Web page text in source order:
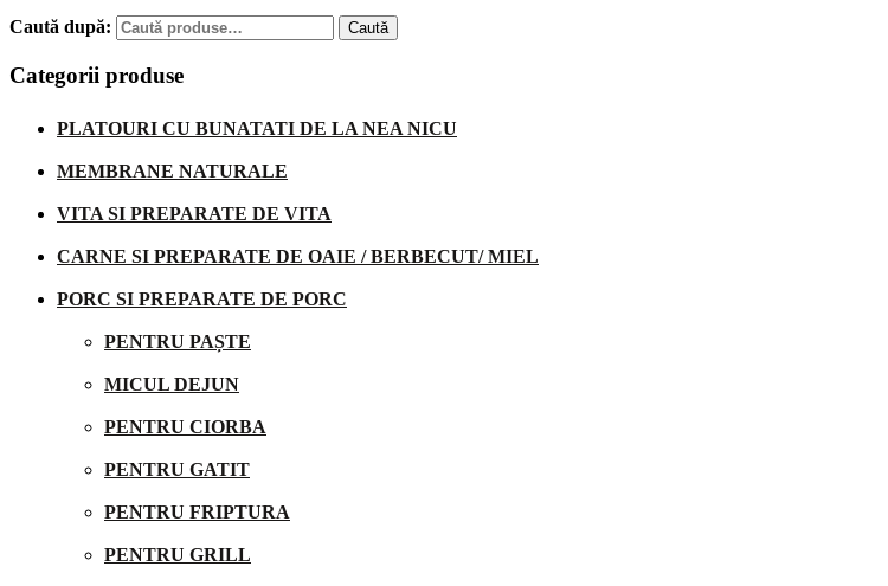
Caută după: Caută
Categorii produse
PLATOURI CU BUNATATI DE LA NEA NICU
MEMBRANE NATURALE
VITA SI PREPARATE DE VITA
CARNE SI PREPARATE DE OAIE / BERBECUT/ MIEL
PORC SI PREPARATE DE PORC
PENTRU PAȘTE
MICUL DEJUN
PENTRU CIORBA
PENTRU GATIT
PENTRU FRIPTURA
PENTRU GRILL